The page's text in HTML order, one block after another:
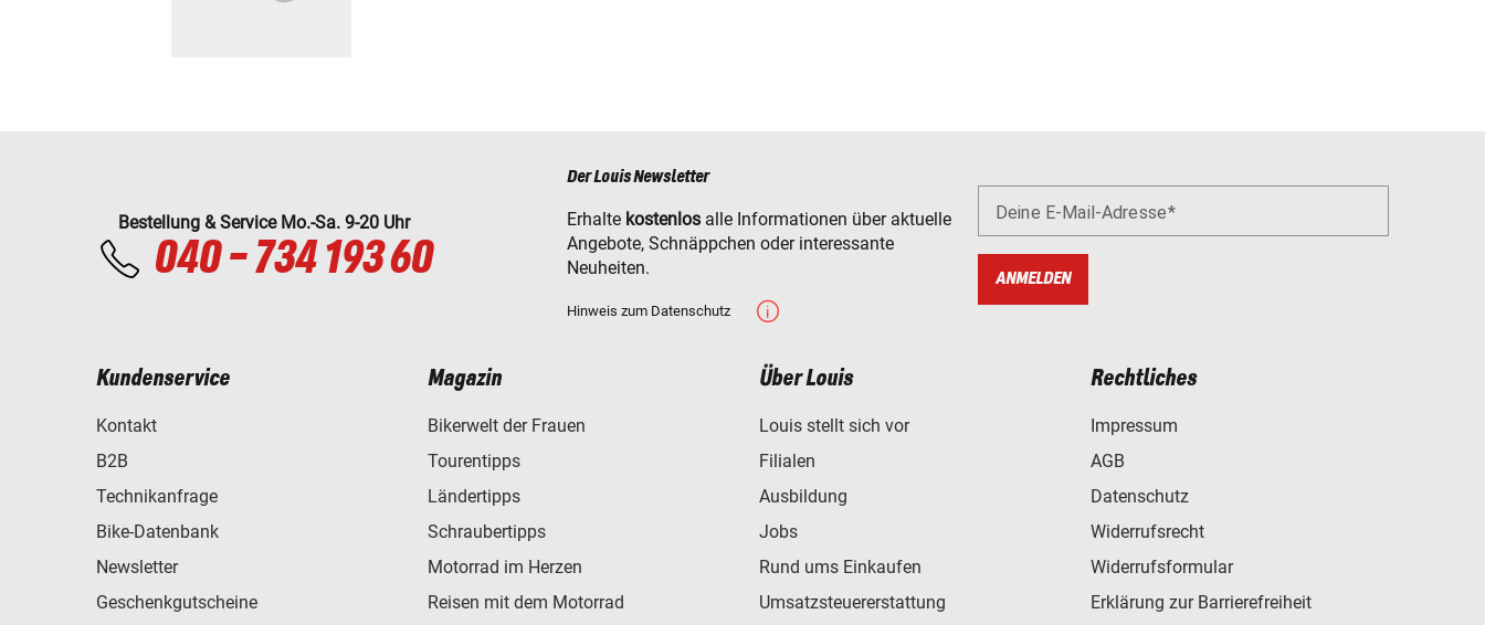
Bestellung & Service Mo.-Sa. 9-20 Uhr
040 - 734 193 60
Der Louis Newsletter
Erhalte kostenlos alle Informationen über aktuelle
Angebote, Schnäppchen oder interessante
Neuheiten.
Hinweis zum Datenschutz
Deine E-Mail-Adresse
ANMELDEN
Kundenservice
Kontakt
B2B
Technikanfrage
Bike-Datenbank
Newsletter
Geschenkgutscheine
Magazin
Bikerwelt der Frauen
Tourentipps
Ländertipps
Schraubertipps
Motorrad im Herzen
Reisen mit dem Motorrad
Über Louis
Louis stellt sich vor
Filialen
Ausbildung
Jobs
Rund ums Einkaufen
Umsatzsteuererstattung
Rechtliches
Impressum
AGB
Datenschutz
Widerrufsrecht
Widerrufsformular
Erklärung zur Barrierefreiheit